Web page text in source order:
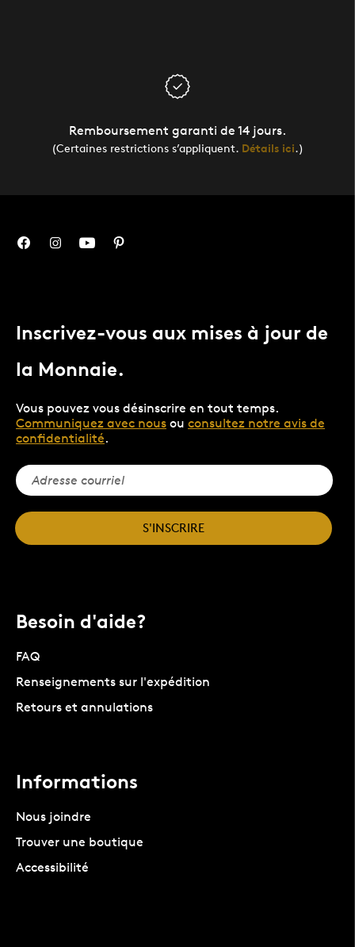
Remboursement garanti de 14 jours.
(Certaines restrictions s’appliquent. Détails ici.)
Inscrivez-vous aux mises à jour de
la Monnaie.
Vous pouvez vous désinscrire en tout temps.
Communiquez avec nous ou consultez notre avis de
confidentialité.
S'INSCRIRE
Besoin d'aide?
FAQ
Renseignements sur l'expédition
Retours et annulations
Informations
Nous joindre
Trouver une boutique
Accessibilité